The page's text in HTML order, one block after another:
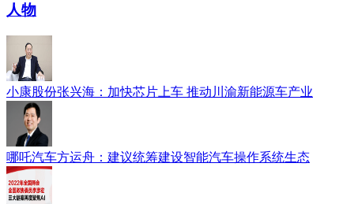
人物
小康股份张兴海：加快芯片上车 推动川渝新能源车产业
哪吒汽车方运舟：建议统筹建设智能汽车操作系统生态